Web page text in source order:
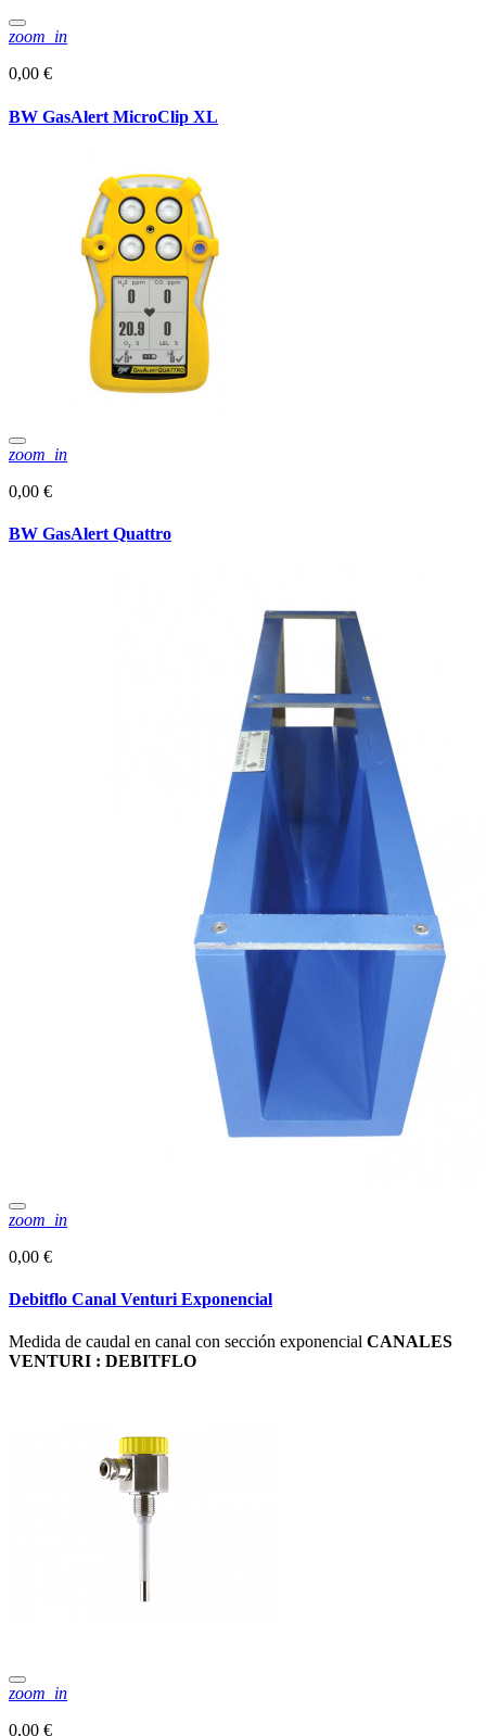
zoom_in
0,00 €
BW GasAlert MicroClip XL
zoom_in
0,00 €
BW GasAlert Quattro
zoom_in
0,00 €
Debitflo Canal Venturi Exponencial
Medida de caudal en canal con sección exponencial CANALES
VENTURI : DEBITFLO
zoom_in
0,00 €